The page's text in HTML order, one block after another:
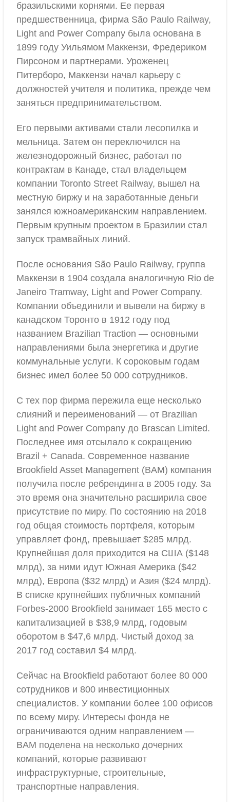
бразильскими корнями. Ее первая
предшественница, фирма São Paulo Railway,
Light and Power Company была основана в
1899 году Уильямом Маккензи, Фредериком
Пирсоном и партнерами. Уроженец
Питерборо, Маккензи начал карьеру с
должностей учителя и политика, прежде чем
заняться предпринимательством.
Его первыми активами стали лесопилка и
мельница. Затем он переключился на
железнодорожный бизнес, работал по
контрактам в Канаде, стал владельцем
компании Toronto Street Railway, вышел на
местную биржу и на заработанные деньги
занялся южноамериканским направлением.
Первым крупным проектом в Бразилии стал
запуск трамвайных линий.
После основания São Paulo Railway, группа
Маккензи в 1904 создала аналогичную Rio de
Janeiro Tramway, Light and Power Company.
Компании объединили и вывели на биржу в
канадском Торонто в 1912 году под
названием Brazilian Traction — основными
направлениями была энергетика и другие
коммунальные услуги. К сороковым годам
бизнес имел более 50 000 сотрудников.
С тех пор фирма пережила еще несколько
слияний и переименований — от Brazilian
Light and Power Company до Brascan Limited.
Последнее имя отсылало к сокращению
Brazil + Canada. Современное название
Brookfield Asset Management (BAM) компания
получила после ребрендинга в 2005 году. За
это время она значительно расширила свое
присутствие по миру. По состоянию на 2018
год общая стоимость портфеля, которым
управляет фонд, превышает $285 млрд.
Крупнейшая доля приходится на США ($148
млрд), за ними идут Южная Америка ($42
млрд), Европа ($32 млрд) и Азия ($24 млрд).
В списке крупнейших публичных компаний
Forbes-2000 Brookfield занимает 165 место с
капитализацией в $38,9 млрд, годовым
оборотом в $47,6 млрд. Чистый доход за
2017 год составил $4 млрд.
Сейчас на Brookfield работают более 80 000
сотрудников и 800 инвестиционных
специалистов. У компании более 100 офисов
по всему миру. Интересы фонда не
ограничиваются одним направлением —
BAM поделена на несколько дочерних
компаний, которые развивают
инфраструктурные, строительные,
транспортные направления.